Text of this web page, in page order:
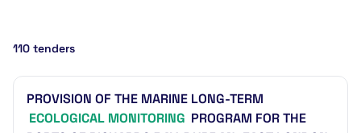
110 tenders
PROVISION OF THE MARINE LONG-TERM
ECOLOGICAL MONITORING PROGRAM FOR THE